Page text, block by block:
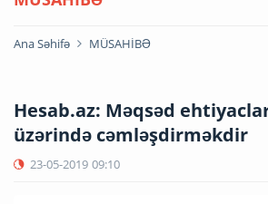
Ana Səhifə MÜSAHİBƏ
Hesab.az: Məqsəd
üzərində cəmləşdirməkdir
23-05-2019 09:10